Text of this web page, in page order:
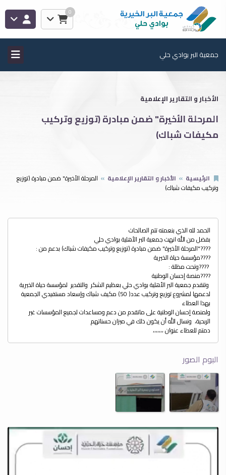
0
جمعية البر بوادي حلي
الأخبار و التقارير الإعلامية
المرحلة الأخيرة" ضمن مبادرة (توزيع وتركيب
مكيفات شباك)
الرئيسية الأخبار و التقارير الإعلامية
المرحلة الأخيرة" ضمن مبادرة (توزيع
وتركيب مكيفات شباك)
الحمد لله الذي بنعمته تتم الصالحات
‏بفضل من الله انهت جمعية البر الأهلية بوادي حلي
????"المرحلة الأخيرة" ضمن مبادرة (توزيع وتركيب مكيفات شباك) بدعم من :
‏????مؤسسة حياة الخيرية
‏ ????وتحت مظلة :
‏????منصة إحسان الوطنية ⁦‪
‏ وتتقدم جمعية البر الأهلية بوادي حلي بعظيم الشكر والتقدير لمؤسسة حياة الخيرية
لدعمها لمشروع توزيع وتركيب عدد( 50) مكيف شباك وإسعاد مستفيدي الجمعية
بهذا العطاء
‏ولمنصة إحسان الوطنية على ماتقدم من دعم ومساعدات لجميع المؤسسات غير
الربحية، ونسال الله أن يكون ذلك في ميزان حسناتهم
‏دمتم للعطاء عنوان ،،،،،،،
البوم الصور